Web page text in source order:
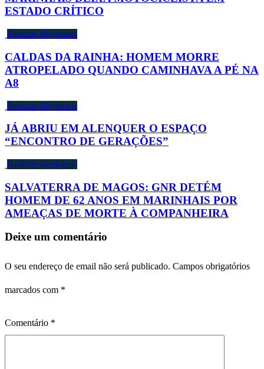
ESTADO CRÍTICO
Notícias Regionais
CALDAS DA RAINHA: HOMEM MORRE
ATROPELADO QUANDO CAMINHAVA A PÉ NA
A8
Notícias Regionais
JÁ ABRIU EM ALENQUER O ESPAÇO
“ENCONTRO DE GERAÇÕES”
Notícias Regionais
SALVATERRA DE MAGOS: GNR DETÉM
HOMEM DE 62 ANOS EM MARINHAIS POR
AMEAÇAS DE MORTE À COMPANHEIRA
Deixe um comentário
O seu endereço de email não será publicado. Campos obrigatórios
marcados com *
Comentário *